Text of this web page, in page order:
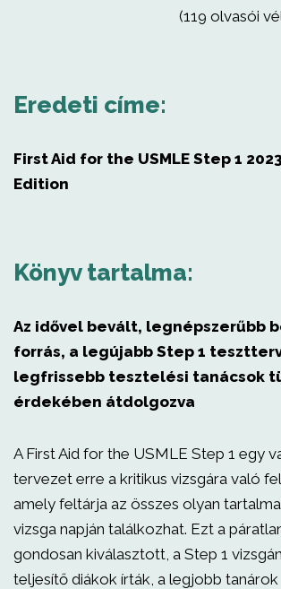
(119 olvasói
Eredeti címe:
First Aid for the USMLE Step 1
Edition
Könyv tartalma:
Az idővel bevált, legnépszerűbb
forrás, a legújabb Step 1
legfrissebb tesztelési tanácsok
érdekében átdolgozva
A First Aid for the USMLE Step 1 egy
tervezet erre a kritikus vizsgára való
amely feltárja az összes olyan
vizsga napján találkozhat. Ezt a
gondosan kiválasztott, a Step 1
teljesítő diákok írták, a legjobb tanárok